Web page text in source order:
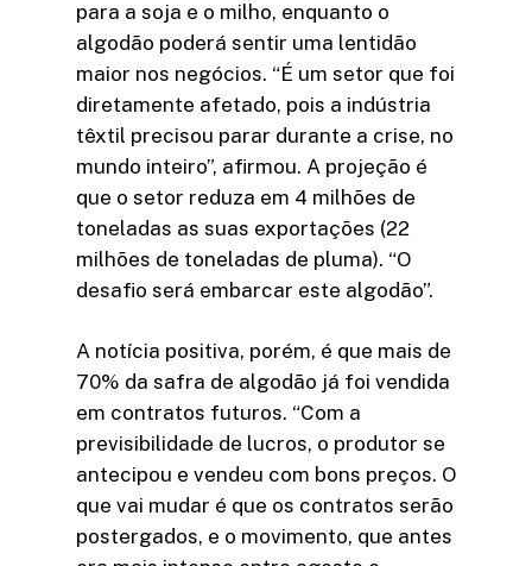
para a soja e o milho, enquanto o
algodão poderá sentir uma lentidão
maior nos negócios. “É um setor que foi
diretamente afetado, pois a indústria
têxtil precisou parar durante a crise, no
mundo inteiro”, afirmou. A projeção é
que o setor reduza em 4 milhões de
toneladas as suas exportações (22
milhões de toneladas de pluma). “O
desafio será embarcar este algodão”.
A notícia positiva, porém, é que mais de
70% da safra de algodão já foi vendida
em contratos futuros. “Com a
previsibilidade de lucros, o produtor se
antecipou e vendeu com bons preços. O
que vai mudar é que os contratos serão
postergados, e o movimento, que antes